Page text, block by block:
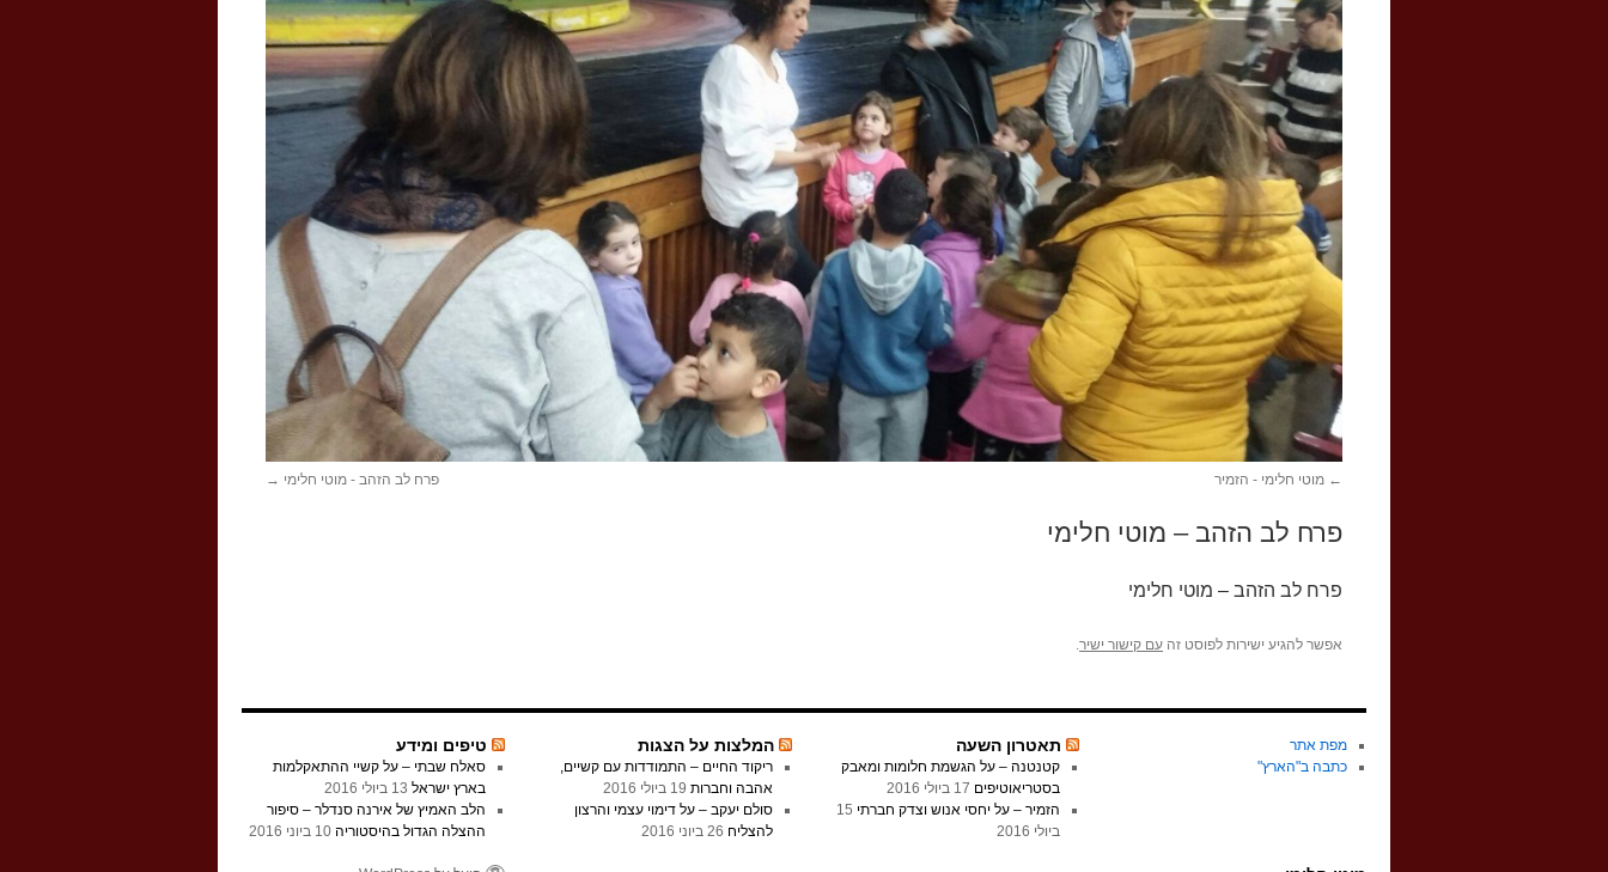
מוטי חלימי - הזמיר פרח לב הזהב - מוטי חלימי
פרח לב הזהב – מוטי חלימי
פרח לב הזהב – מוטי חלימי
אפשר להגיע ישירות לפוסט זה עם קישור ישיר.
מפת אתר
כתבה ב"הארץ"
תאטרון השעה
קטנטנה – על הגשמת חלומות ומאבק
בסטריאוטיפים 17 ביולי 2016
הזמיר – על יחסי אנוש וצדק חברתי 15
ביולי 2016
המלצות על הצגות
ריקוד החיים – התמודדות עם קשיים,
אהבה וחברות 19 ביולי 2016
סולם יעקב – על דימוי עצמי והרצון
להצליח 26 ביוני 2016
טיפים ומידע
סאלח שבתי – על קשיי ההתאקלמות
בארץ ישראל 13 ביולי 2016
הלב האמיץ של אירנה סנדלר – סיפור
ההצלה הגדול בהיסטוריה 10 ביוני 2016